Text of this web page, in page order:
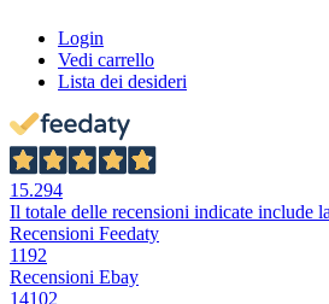
Login
Vedi carrello
Lista dei desideri
15.294
Il totale delle recensioni indicate include
Recensioni Feedaty
1192
Recensioni Ebay
14102